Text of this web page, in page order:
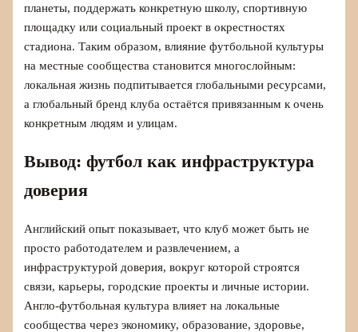
планеты, поддержать конкретную школу, спортивную
площадку или социальный проект в окрестностях
стадиона. Таким образом, влияние футбольной культуры
на местные сообщества становится многослойным:
локальная жизнь подпитывается глобальными ресурсами,
а глобальный бренд клуба остаётся привязанным к очень
конкретным людям и улицам.
Вывод: футбол как инфраструктура
доверия
Английский опыт показывает, что клуб может быть не
просто работодателем и развлечением, а
инфраструктурой доверия, вокруг которой строятся
связи, карьеры, городские проекты и личные истории.
Англо-футбольная культура влияет на локальные
сообщества через экономику, образование, здоровье,